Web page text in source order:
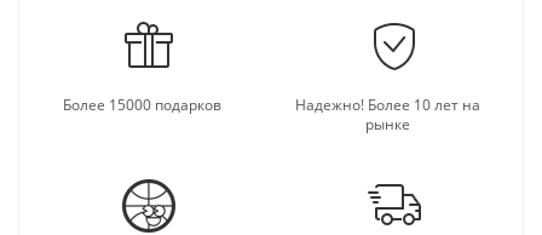
Более 15000 подарков
Надежно! Более 10 лет на
рынке